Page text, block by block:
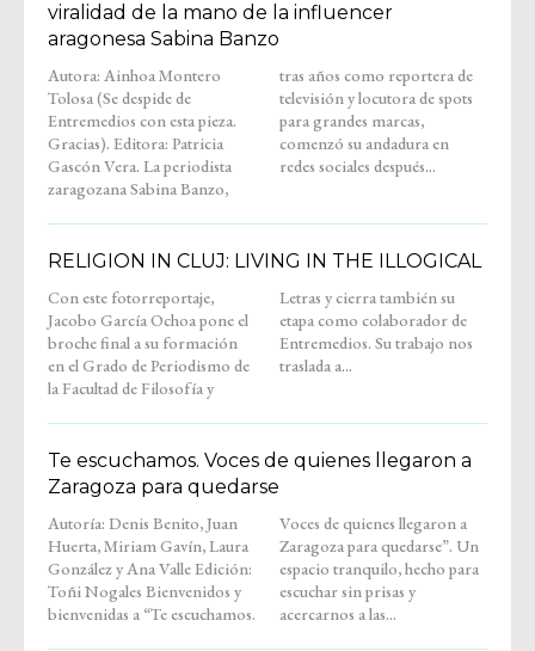
viralidad de la mano de la influencer
aragonesa Sabina Banzo
Autora: Ainhoa Montero
Tolosa (Se despide de
Entremedios con esta pieza.
Gracias). Editora: Patricia
Gascón Vera. La periodista
zaragozana Sabina Banzo,
tras años como reportera de
televisión y locutora de spots
para grandes marcas,
comenzó su andadura en
redes sociales después...
RELIGION IN CLUJ: LIVING IN THE ILLOGICAL
Con este fotorreportaje,
Jacobo García Ochoa pone el
broche final a su formación
en el Grado de Periodismo de
la Facultad de Filosofía y
Letras y cierra también su
etapa como colaborador de
Entremedios. Su trabajo nos
traslada a...
Te escuchamos. Voces de quienes llegaron a
Zaragoza para quedarse
Autoría: Denis Benito, Juan
Huerta, Miriam Gavín, Laura
González y Ana Valle Edición:
Toñi Nogales Bienvenidos y
bienvenidas a “Te escuchamos.
Voces de quienes llegaron a
Zaragoza para quedarse”. Un
espacio tranquilo, hecho para
escuchar sin prisas y
acercarnos a las...